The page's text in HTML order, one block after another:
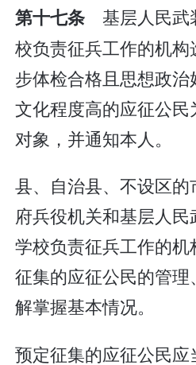
第十七条 基层人民武
校负责征兵工作的机
步体检合格且思想政治
文化程度高的应征公
对象，并通知本人。
县、自治县、不设区
府兵役机关和基层人
学校负责征兵工作的
征集的应征公民的管理
解掌握基本情况。
预定征集的应征公民